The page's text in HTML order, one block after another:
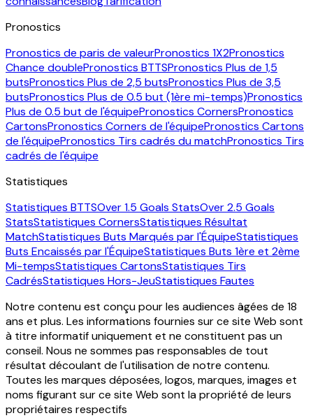
Pronostics
Pronostics de paris de valeurPronostics 1X2Pronostics
Chance doublePronostics BTTSPronostics Plus de 1,5
butsPronostics Plus de 2,5 butsPronostics Plus de 3,5
butsPronostics Plus de 0.5 but (1ère mi-temps)Pronostics
Plus de 0.5 but de l'équipePronostics CornersPronostics
CartonsPronostics Corners de l'équipePronostics Cartons
de l'équipePronostics Tirs cadrés du matchPronostics Tirs
cadrés de l'équipe
Statistiques
Statistiques BTTSOver 1.5 Goals StatsOver 2.5 Goals
StatsStatistiques CornersStatistiques Résultat
MatchStatistiques Buts Marqués par l'ÉquipeStatistiques
Buts Encaissés par l'ÉquipeStatistiques Buts 1ère et 2ème
Mi-tempsStatistiques CartonsStatistiques Tirs
CadrésStatistiques Hors-JeuStatistiques Fautes
Notre contenu est conçu pour les audiences âgées de 18
ans et plus. Les informations fournies sur ce site Web sont
à titre informatif uniquement et ne constituent pas un
conseil. Nous ne sommes pas responsables de tout
résultat découlant de l'utilisation de notre contenu.
Toutes les marques déposées, logos, marques, images et
noms figurant sur ce site Web sont la propriété de leurs
propriétaires respectifs